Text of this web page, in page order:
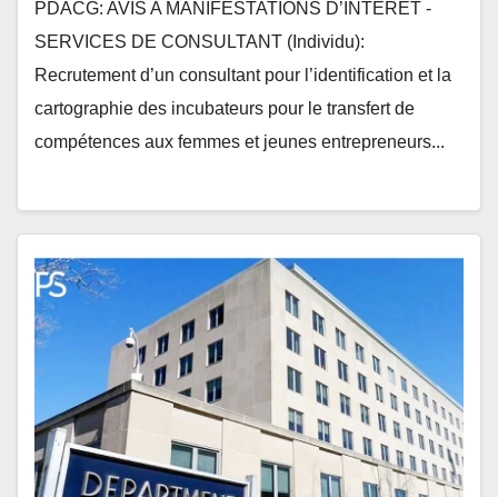
jeunes entrepreneurs
PDACG: AVIS A MANIFESTATIONS D’INTERET -
SERVICES DE CONSULTANT (Individu):
Recrutement d’un consultant pour l’identification et la
cartographie des incubateurs pour le transfert de
compétences aux femmes et jeunes entrepreneurs...